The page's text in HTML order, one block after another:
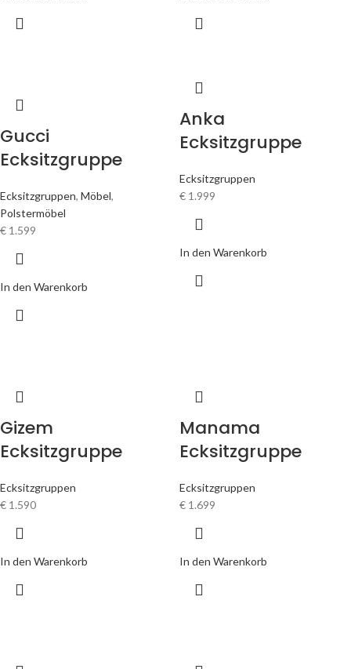
Gucci
Ecksitzgruppe
Ecksitzgruppen, Möbel,
Polstermöbel
€ 1.599
In den Warenkorb
Anka
Ecksitzgruppe
Ecksitzgruppen
€ 1.999
In den Warenkorb
Gizem
Ecksitzgruppe
Ecksitzgruppen
€ 1.590
In den Warenkorb
Manama
Ecksitzgruppe
Ecksitzgruppen
€ 1.699
In den Warenkorb